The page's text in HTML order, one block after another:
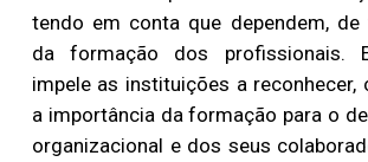
tendo em conta que dependem,
da formação dos profissionais.
impele as instituições a reconhecer,
a importância da formação para o
organizacional e dos seus